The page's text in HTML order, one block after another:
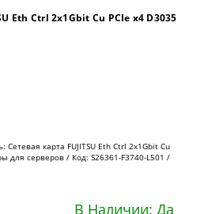
Eth Ctrl 2x1Gbit Cu PCIe x4 D3035
карта FUJITSU Eth Ctrl 2x1Gbit Cu
для серверов / Код: S26361-F3740-L501 /
В Наличии: Да